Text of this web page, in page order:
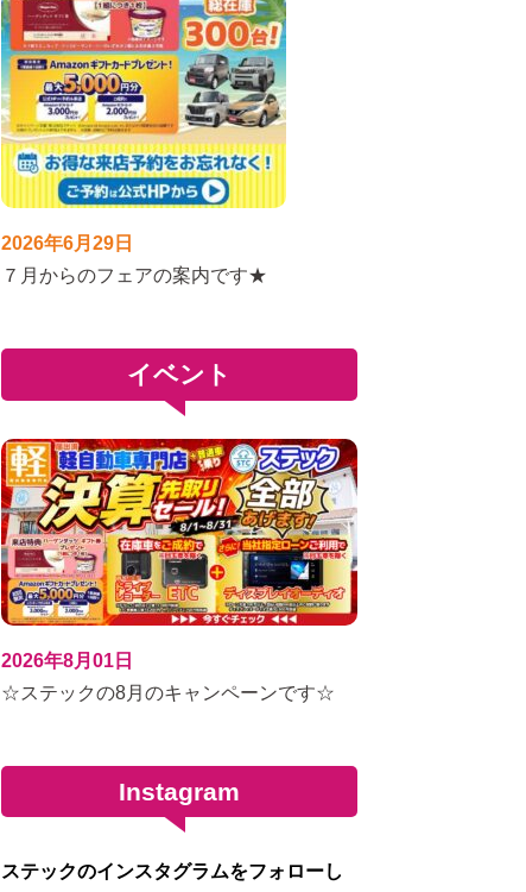
2026年6月29日
７月からのフェアの案内です★
イベント
2026年8月01日
☆ステックの8月のキャンペーンです☆
Instagram
ステックのインスタグラムをフォローし